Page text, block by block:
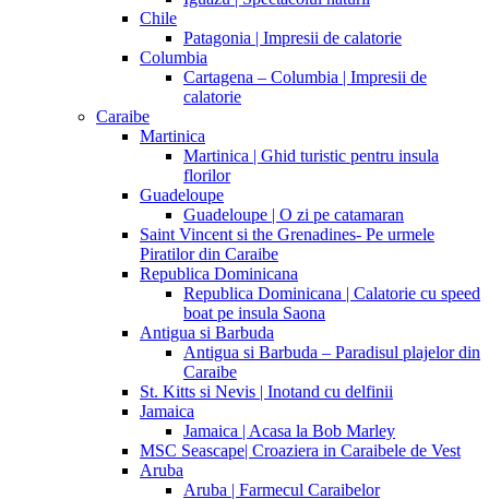
Chile
Patagonia | Impresii de calatorie
Columbia
Cartagena – Columbia | Impresii de
calatorie
Caraibe
Martinica
Martinica | Ghid turistic pentru insula
florilor
Guadeloupe
Guadeloupe | O zi pe catamaran
Saint Vincent si the Grenadines- Pe urmele
Piratilor din Caraibe
Republica Dominicana
Republica Dominicana | Calatorie cu speed
boat pe insula Saona
Antigua si Barbuda
Antigua si Barbuda – Paradisul plajelor din
Caraibe
St. Kitts si Nevis | Inotand cu delfinii
Jamaica
Jamaica | Acasa la Bob Marley
MSC Seascape| Croaziera in Caraibele de Vest
Aruba
Aruba | Farmecul Caraibelor